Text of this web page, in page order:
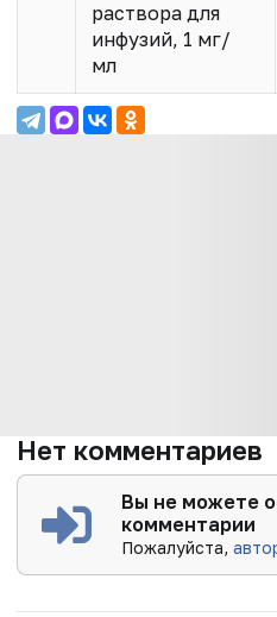
раствора для
инфузий, 1 мг/
мл
Нет комментариев
Вы не можете
комментарии
Пожалуйста,